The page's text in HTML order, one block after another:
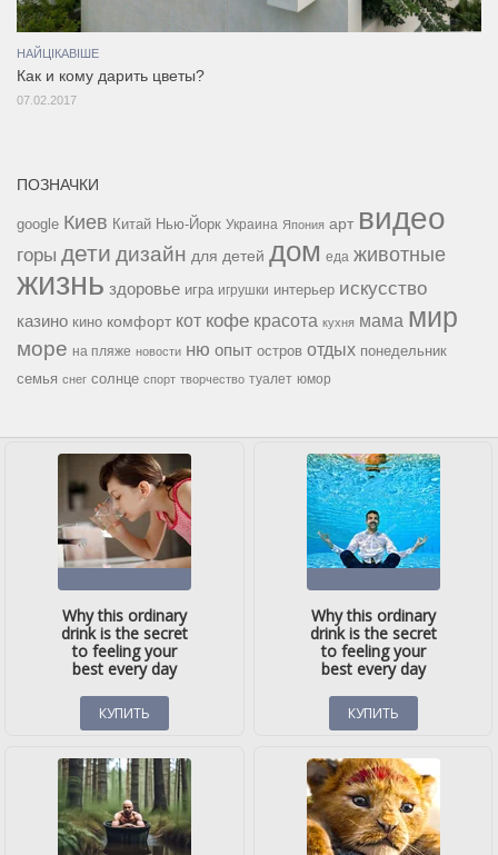
НАЙЦІКАВІШЕ
Как и кому дарить цветы?
07.02.2017
ПОЗНАЧКИ
google Киев Китай Нью-Йорк Украина Япония арт видео
горы дети дизайн для детей дом еда животные
жизнь здоровье игра игрушки интерьер искусство
казино кино комфорт кот кофе красота кухня мама мир
море на пляже новости ню опыт остров отдых понедельник
семья снег солнце спорт творчество туалет юмор